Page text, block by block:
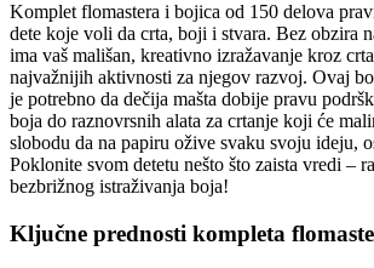
Komplet flomastera i bojica od 150 delova
dete koje voli da crta, boji i stvara. Bez obzira
ima vaš mališan, kreativno izražavanje kroz
najvažnijih aktivnosti za njegov razvoj. Ovaj
je potrebno da dečija mašta dobije pravu
boja do raznovrsnih alata za crtanje koji će
slobodu da na papiru ožive svaku svoju ideju,
Poklonite svom detetu nešto što zaista vredi –
bezbrižnog istraživanja boja!
Ključne prednosti kompleta